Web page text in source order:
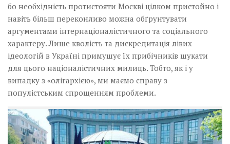
бо необхідність протистояти Москві цілком пристойно і
навіть більш переконливо можна обґрунтувати
аргументами інтернаціоналістичного та соціального
характеру. Лише кволість та дискредитація лівих
ідеологій в Україні примушує їх прибічників шукати
для цього націоналістичних милиць. Тобто, як і у
випадку з «олігархією», ми маємо справу з
популістським спрощенням проблеми.